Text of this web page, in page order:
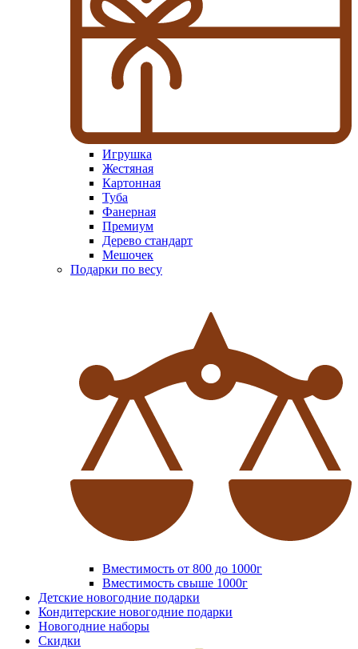
Игрушка
Жестяная
Картонная
Туба
Фанерная
Премиум
Дерево стандарт
Мешочек
Подарки по весу
Вместимость от 800 до 1000г
Вместимость свыше 1000г
Детские новогодние подарки
Кондитерские новогодние подарки
Новогодние наборы
Скидки